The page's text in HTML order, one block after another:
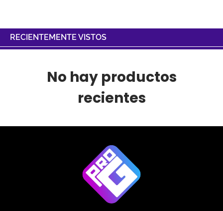
RECIENTEMENTE VISTOS
No hay productos
recientes